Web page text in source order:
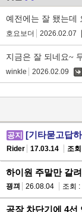
예전에는 잘 됐는데
호요보더 2026.02.07
지금은 잘 되네요~
winkle 2026.02.09
공지 [기타묻고답
Rider
17.03.14 조
하이원 주말만 갈
끵끠
26.08.04 조회
공장 차단기에 4선